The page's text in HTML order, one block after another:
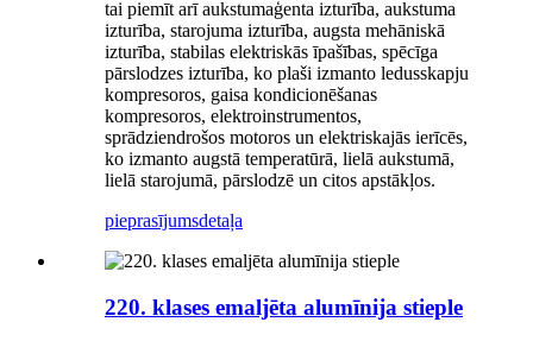
tai piemīt arī aukstumaģenta izturība, aukstuma
izturība, starojuma izturība, augsta mehāniskā
izturība, stabilas elektriskās īpašības, spēcīga
pārslodzes izturība, ko plaši izmanto ledusskapju
kompresoros, gaisa kondicionēšanas
kompresoros, elektroinstrumentos,
sprādziendrošos motoros un elektriskajās ierīcēs,
ko izmanto augstā temperatūrā, lielā aukstumā,
lielā starojumā, pārslodzē un citos apstākļos.
pieprasījumsdetaļa
220. klases emaljēta alumīnija stieple